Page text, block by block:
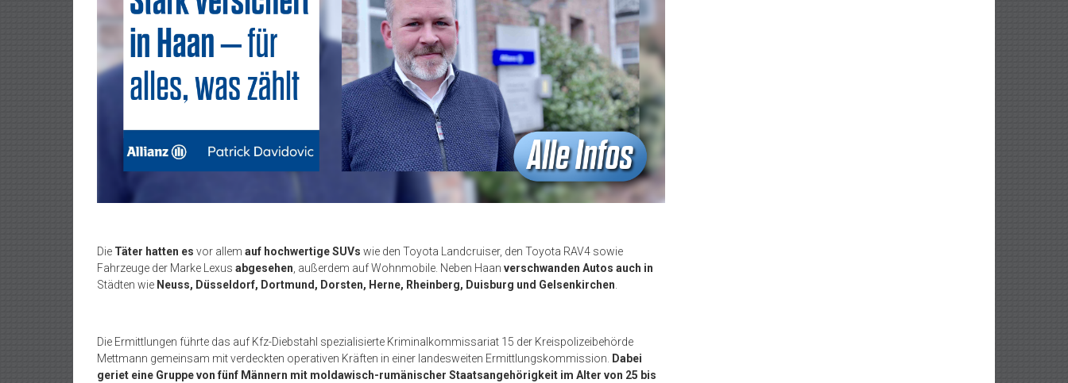
Die Täter hatten es vor allem auf hochwertige SUVs wie den Toyota Landcruiser, den Toyota RAV4 sowie
Fahrzeuge der Marke Lexus abgesehen, außerdem auf Wohnmobile. Neben Haan verschwanden Autos auch in
Städten wie Neuss, Düsseldorf, Dortmund, Dorsten, Herne, Rheinberg, Duisburg und Gelsenkirchen.
Die Ermittlungen führte das auf Kfz-Diebstahl spezialisierte Kriminalkommissariat 15 der Kreispolizeibehörde
Mettmann gemeinsam mit verdeckten operativen Kräften in einer landesweiten Ermittlungskommission. Dabei
geriet eine Gruppe von fünf Männern mit moldawisch-rumänischer Staatsangehörigkeit im Alter von 25 bis